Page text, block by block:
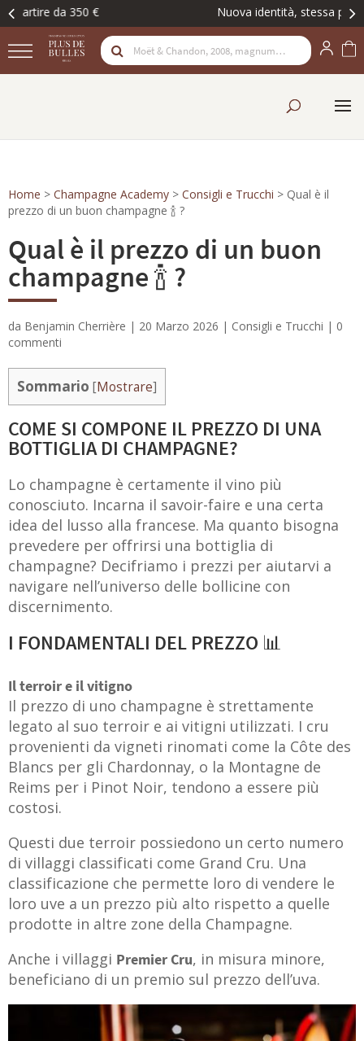
VENDUTI
Nuova identità, stessa passione. Scopritela
Home > Champagne Academy > Consigli e Trucchi > Qual è il
prezzo di un buon champagne 🍾 ?
Qual è il prezzo di un buon
champagne 🍾 ?
da Benjamin Cherrière | 20 Marzo 2026 | Consigli e Trucchi | 0
commenti
Sommario [Mostrare]
COME SI COMPONE IL PREZZO DI UNA
BOTTIGLIA DI CHAMPAGNE?
Lo champagne è certamente il vino più
conosciuto. Incarna il savoir-faire e una certa
idea del lusso alla francese. Ma quanto bisogna
prevedere per offrirsi una bottiglia di
champagne? Decifriamo i prezzi per aiutarvi a
navigare nell’universo delle bollicine con
discernimento.
I FONDAMENTALI DEL PREZZO 📊
Il terroir e il vitigno
Il prezzo di uno champagne è strettamente
legato al suo terroir e ai vitigni utilizzati. I cru
provenienti da vigneti rinomati come la Côte des
Blancs per gli Chardonnay, o la Montagne de
Reims per i Pinot Noir, tendono a essere più
costosi.
Questi due terroir possiedono un certo numero
di villaggi classificati come Grand Cru. Una
classificazione che permette loro di vendere le
loro uve a un prezzo più alto rispetto a quelle
prodotte in altre zone della Champagne.
Anche i villaggi Premier Cru, in misura minore,
beneficiano di un premio sul prezzo dell’uva.